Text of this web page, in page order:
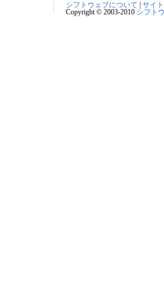
シフトウェブについて サイ
Copyright © 2003-2010 シフト